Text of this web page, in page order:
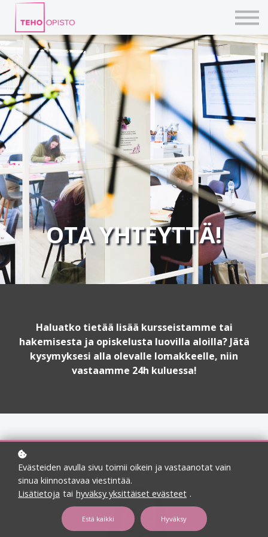
TAIDEPAJAT
ILMOITTAUDU
KIRJAUDU TEHOVERKKOON
OTA YHTEYTTÄ!
Haluatko tietää lisää kursseistamme tai
hakemisesta ja opiskelusta luovilla aloilla? Jätä
kysymyksesi alla olevalle lomakkeelle, niin
vastaamme 24h kuluessa!
Evästeiden avulla sivu toimii oikein ja vastaanotat vain
sinua kiinnostavaa viestintää.
Lisätietoja tai hyväksy yksittäiset evästeet .
Estä kaikki Hyväksy